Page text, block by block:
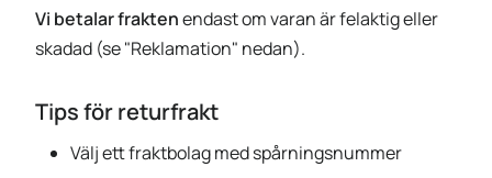
Vi betalar fraktenendast om varan är felaktig eller
skadad (se "Reklamation" nedan).
Tips för returfrakt
Välj ett fraktbolag med spårningsnummer